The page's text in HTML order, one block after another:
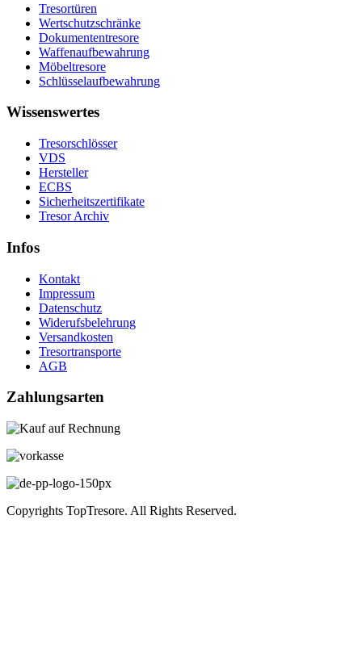
Tresortüren
Wertschutzschränke
Dokumententresore
Waffenaufbewahrung
Möbeltresore
Schlüsselaufbewahrung
Wissenswertes
Tresorschlösser
VDS
Hersteller
ECBS
Sicherheitszertifikate
Tresor Archiv
Infos
Kontakt
Impressum
Datenschutz
Widerufsbelehrung
Versandkosten
Tresortransporte
AGB
Zahlungsarten
Copyrights TopTresore. All Rights Reserved.